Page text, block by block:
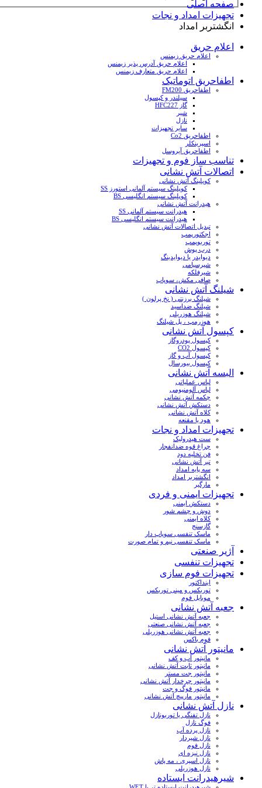
صفحه اصلی
تجهیزات امداد و نجات
انگشتربر امداد
اعلام حریق
اعلام حریق زیمنس
اعلام حریق آدرس پذیر زیمنس
اعلام حریق متعارف زیمنس
اطفاحریق اتوماتیک
اطفاحریق FM200
سیلندر و کپسول
گاز HFC227
شیر
نازل
سایر تجهیزات
اطفاحریق Co2
اسپرینکلر
اطفاحریق آیروسل
تناسب ساز فوم و تجهیزات
اتصالات آتش نشانی
کوپلینگ آتش نشانی
کوپلینگ سیستم آلمانی استورز SS
کوپلینگ سیستم انگلیسی BS
هیدرانت آتش نشانی
هیدرانت سیستم آلمانی SS
هیدرانت سیستم انگلیسی BS
تبدیل اتصالات آتش نشانی
اجکتورپمپ
توربوپمپ
درب پوش
دیوایدر یا دیوایدینگ
شیرسیامی
شیرفلکه
صافی مکش، سوپاپ
شیلنگ آتش نشانی
شیلنگ برزنتی ( نخ پرلون )
شیلنگ ضداسید
شیلنگ هوزریلی
هوزرمپ ، پل شیلنگ
کپسول آتش نشانی
کپسول پودروگاز
کپسول CO2
کپسول آب و گاز
کپسول بیورسال
البسه آتش نشانی
لباس عملیاتی
لباس آلومنیومی
چکمه آتش نشانی
دستکش آتش نشانی
کلاه آتش نشانی
هود یا مقنعه
تجهیزات امداد و نجات
ست هیدرولیک
چراغ قوه ضدانفجار
فن تخلیه دود
تبر آتش نشانی
سه پایه امداد
انگشتربر امداد
مارگیر
تجهیزات ایمنی و فردی
دستکش ایمنی
دوش و چشم شور
کلاه ایمنی
گازسنج
ماسک تنفسی سوپاپ دار
ماسک تنفسی نیم و تمام صورت
آژیر صنعتی
تجهیزات تنفسی
تجهیزات فوم سازی
اینداکتور
توربکس و مینی توربکس
موبایل فوم
جعبه آتش نشانی
جعبه آتش نشانی استیل
جعبه آتش نشانی صنعتی
جعبه آتش نشانی هوزریلی
فوم باکس
مانیتور آتش نشانی
مانیتور آب و کف
مانیتور ثابت آتش نشانی
مانیتور جت مستر
مانیتور چرخدار آتش نشانی
مانیتور فوگ و جت
مانیتور مارپیچ آتش نشانی
نازل آتش نشانی
نازل تفنگی یا توربونازل
فوگ نازل
نازل پرده آب
نازل شیردار
نازل فوم
نازل نیزه ای
نازل اسپری ، مه پاش
نازل هوزریلی
شیرهیدرانت ایستاده